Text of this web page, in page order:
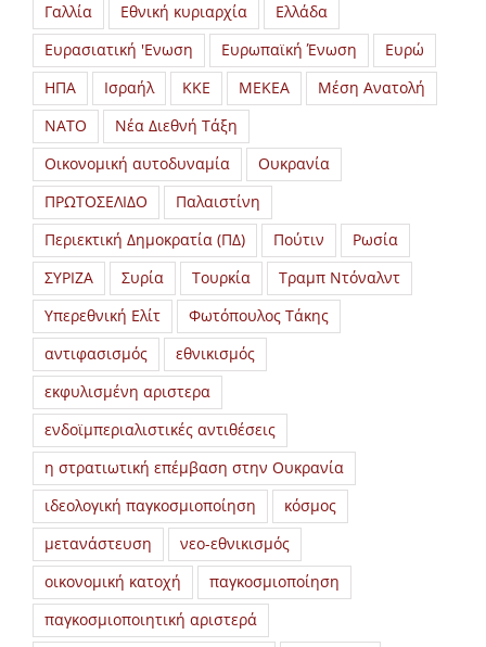
Γαλλία
Εθνική κυριαρχία
Ελλάδα
Ευρασιατική 'Ενωση
Ευρωπαϊκή Ένωση
Ευρώ
ΗΠΑ
Ισραήλ ΚΚΕ ΜΕΚΕΑ
Μέση Ανατολή
ΝΑΤΟ
Νέα Διεθνή Τάξη
Οικονομική αυτοδυναμία
Ουκρανία
ΠΡΩΤΟΣΕΛΙΔΟ
Παλαιστίνη
Περιεκτική Δημοκρατία (ΠΔ)
Πούτιν
Ρωσία
ΣΥΡΙΖΑ
Συρία Τουρκία
Τραμπ Ντόναλντ
Υπερεθνική Ελίτ
Φωτόπουλος Τάκης
αντιφασισμός
εθνικισμός
εκφυλισμένη αριστερα
ενδοϊμπεριαλιστικές αντιθέσεις
η στρατιωτική επέμβαση στην Ουκρανία
ιδεολογική παγκοσμιοποίηση
κόσμος
μετανάστευση
νεο-εθνικισμός
οικονομική κατοχή
παγκοσμιοποίηση
παγκοσμιοποιητική αριστερά